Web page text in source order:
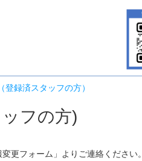
録済スタッフの方）
フの方)
更フォーム 」よりご連絡ください。